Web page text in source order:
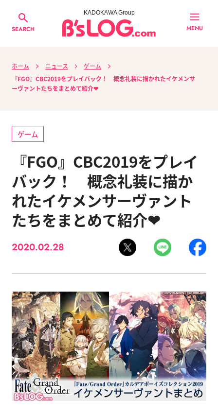
SEARCH
KADOKAWA Group
MENU
ホーム ニュース
ゲーム
『FGO』CBC2019をプレイバック！ 概念礼装に描かれたイケメンサ
ーヴァントたちをまとめて紹介❤
ゲーム
『FGO』CBC2019をプレイ
バック！ 概念礼装に描か
れたイケメンサーヴァント
たちをまとめて紹介❤
2020.02.28